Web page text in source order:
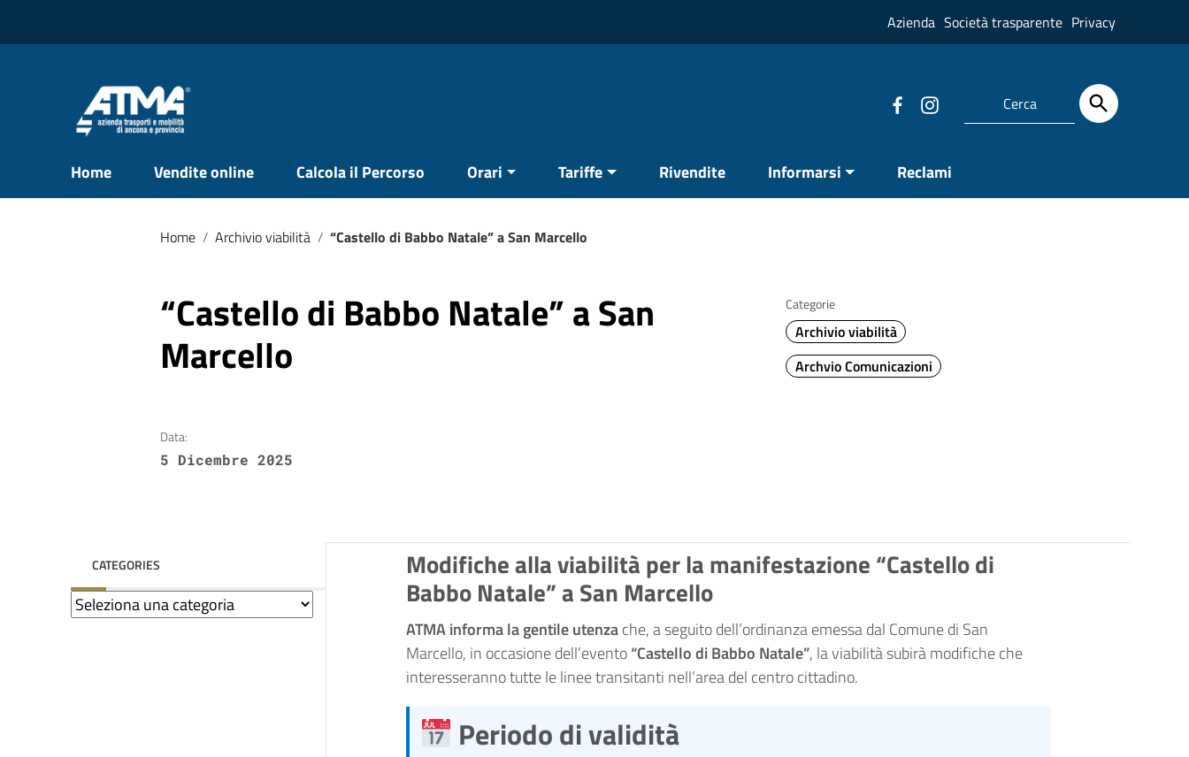
Azienda Società trasparente Privacy
Home Vendite online Calcola il Percorso Orari Tariffe Rivendite Informarsi Reclami
Home / Archivio viabilità / “Castello di Babbo Natale” a San Marcello
“Castello di Babbo Natale” a San
Marcello
Categorie
Archivio viabilità
Archvio Comunicazioni
Data:
5 Dicembre 2025
CATEGORIES
Categories
Modifiche alla viabilità per la manifestazione “Castello di
Babbo Natale” a San Marcello
ATMA informa la gentile utenzache, a seguito dell’ordinanza emessa dal Comune di San
Marcello, in occasione dell’evento“Castello di Babbo Natale”, la viabilità subirà modifiche che
interesseranno tutte le linee transitanti nell’area del centro cittadino.
Periodo di validità